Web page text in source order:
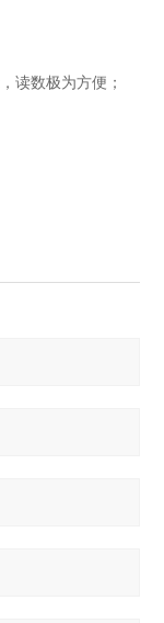
读数极为方便；